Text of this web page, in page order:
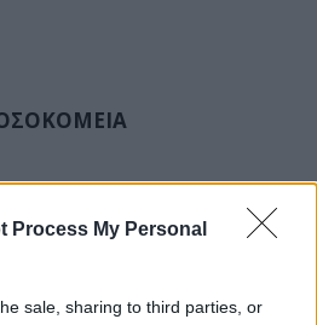
Process My Personal
sale, sharing to third parties, or